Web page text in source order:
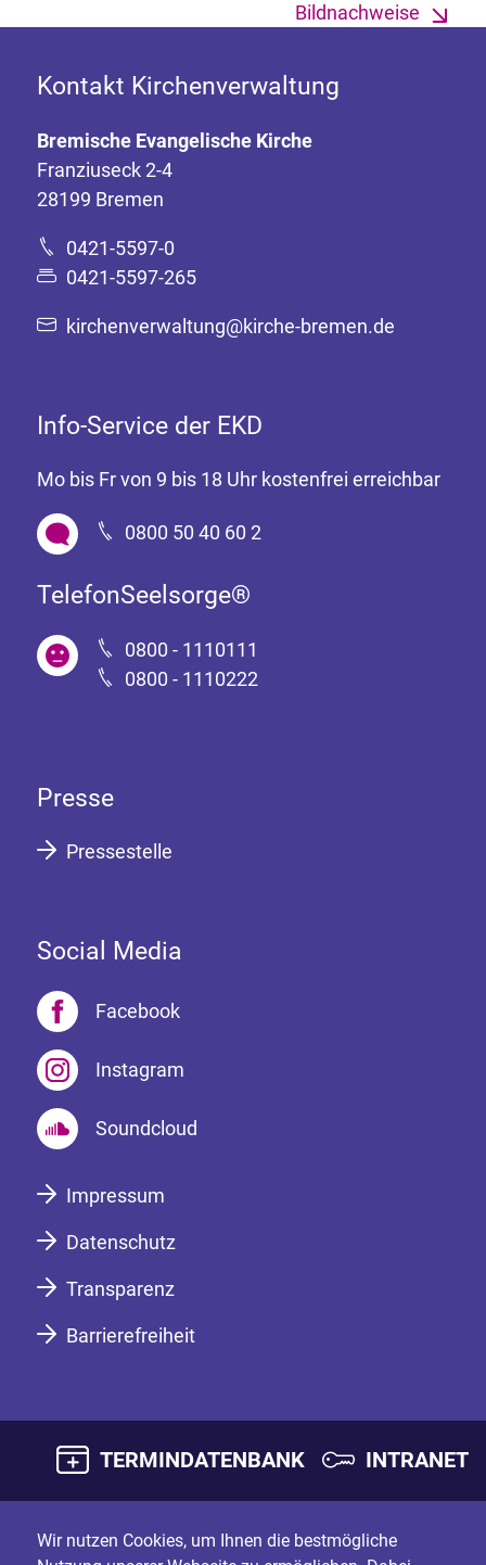
Bildnachweise
Kontakt Kirchenverwaltung
Bremische Evangelische Kirche
Franziuseck 2-4
28199 Bremen
0421-5597-0
0421-5597-265
kirchenverwaltung@kirche-bremen.de
Info-Service der EKD
Mo bis Fr von 9 bis 18 Uhr kostenfrei erreichbar
0800 50 40 60 2
TelefonSeelsorge®
0800 - 1110111
0800 - 1110222
Presse
Pressestelle
Social Media
Facebook
Instagram
Soundcloud
Impressum
Datenschutz
Transparenz
Barrierefreiheit
TERMINDATENBANK INTRANET
Wir nutzen Cookies, um Ihnen die bestmögliche